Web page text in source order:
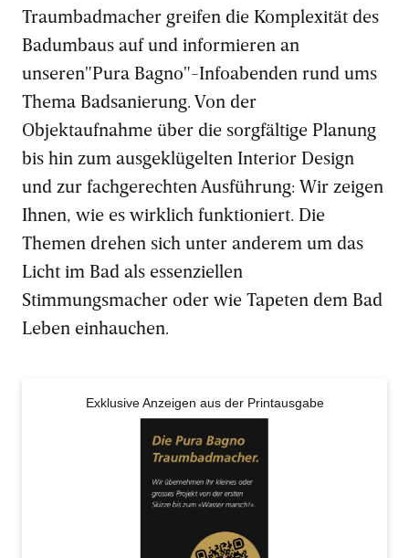
Traumbadmacher greifen die Komplexität des
Badumbaus auf und informieren an
unseren"Pura Bagno"-Infoabenden rund ums
Thema Badsanierung. Von der
Objektaufnahme über die sorgfältige Planung
bis hin zum ausgeklügelten Interior Design
und zur fachgerechten Ausführung: Wir zeigen
Ihnen, wie es wirklich funktioniert. Die
Themen drehen sich unter anderem um das
Licht im Bad als essenziellen
Stimmungsmacher oder wie Tapeten dem Bad
Leben einhauchen.
Exklusive Anzeigen aus der Printausgabe